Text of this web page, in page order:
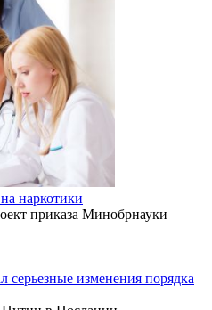
наркотики
приказа Минобрнауки
изменения порядка